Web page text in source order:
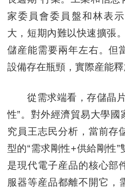
家委員會委員盤和林表
大，短期內難以快速擴張
儲産能需要兩年左右。但
設備存在瓶頸，實際産能釋
從需求端看，存儲晶片
性”。對外經濟貿易大學國
究員王志民分析，當前存
型的“需求剛性+供給剛性
是現代電子産品的核心部
服器等産品都離不開它